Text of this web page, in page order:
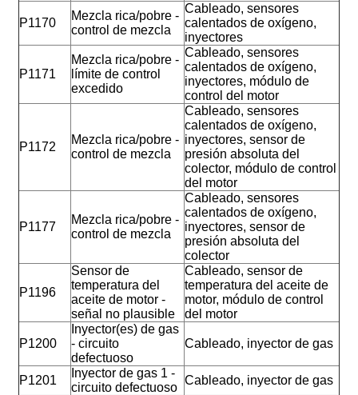
P1170
Mezcla rica/pobre -
control de mezcla
Cableado, sensores
calentados de oxígeno,
inyectores
P1171
Mezcla rica/pobre -
límite de control
excedido
Cableado, sensores
calentados de oxígeno,
inyectores, módulo de
control del motor
P1172
Mezcla rica/pobre -
control de mezcla
Cableado, sensores
calentados de oxígeno,
inyectores, sensor de
presión absoluta del
colector, módulo de control
del motor
P1177
Mezcla rica/pobre -
control de mezcla
Cableado, sensores
calentados de oxígeno,
inyectores, sensor de
presión absoluta del
colector
P1196
Sensor de
temperatura del
aceite de motor -
señal no plausible
Cableado, sensor de
temperatura del aceite de
motor, módulo de control
del motor
P1200
Inyector(es) de gas
- circuito
defectuoso
Cableado, inyector de gas
P1201
Inyector de gas 1 -
circuito defectuoso
Cableado, inyector de gas